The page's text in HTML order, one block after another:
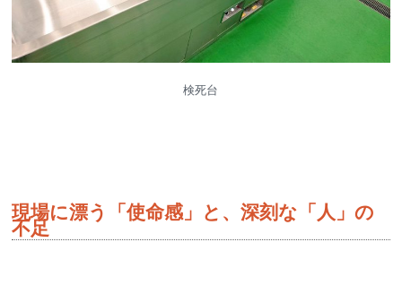
検死台
現場に漂う「使命感」と、深刻な「人」の
不足